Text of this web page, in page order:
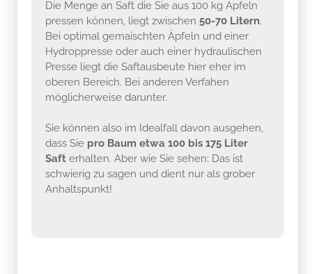
Die Menge an Saft die Sie aus 100 kg Äpfeln
pressen können, liegt zwischen 50-70 Litern.
Bei optimal gemaischten Äpfeln und einer
Hydroppresse oder auch einer hydraulischen
Presse liegt die Saftausbeute hier eher im
oberen Bereich. Bei anderen Verfahen
möglicherweise darunter.
Sie können also im Idealfall davon ausgehen,
dass Sie pro Baum etwa 100 bis 175 Liter
Saft erhalten. Aber wie Sie sehen: Das ist
schwierig zu sagen und dient nur als grober
Anhaltspunkt!